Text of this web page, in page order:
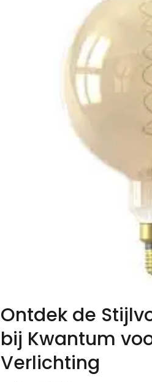
Ontdek de
bij Kwantum
Verlichting